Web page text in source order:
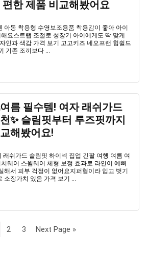
편한 제품 비교해봤어요
아동 착용형 수영보조용품 착용감이 좋아 아이
요스트랩 조절로 성장기 아이에게도 딱 맞게
인과 색감 가격 보기 고고키즈 네오프랜 힙쉴드
기존 조끼보다 ...
름 필수템! 여자 래쉬가드
✨ 슬림핏부터 루즈핏까지
해봤어요!
래쉬가드 슬림핏 하이넥 집업 긴팔 여행 여름 여
웨어 스윔웨어 체형 보정 효과로 라인이 예뻐
해서 피부 걱정이 없어요지퍼형이라 입고 벗기
소장가치 있음 가격 보기 ...
2 3 Next Page »